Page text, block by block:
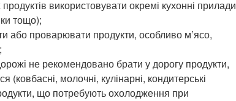
використовувати окремі кухонні прилади
тощо);
або проварювати продукти, особливо м’ясо,
не рекомендовано брати у дорогу продукти,
(ковбасні, молочні, кулінарні, кондитерські
що потребують охолодження при